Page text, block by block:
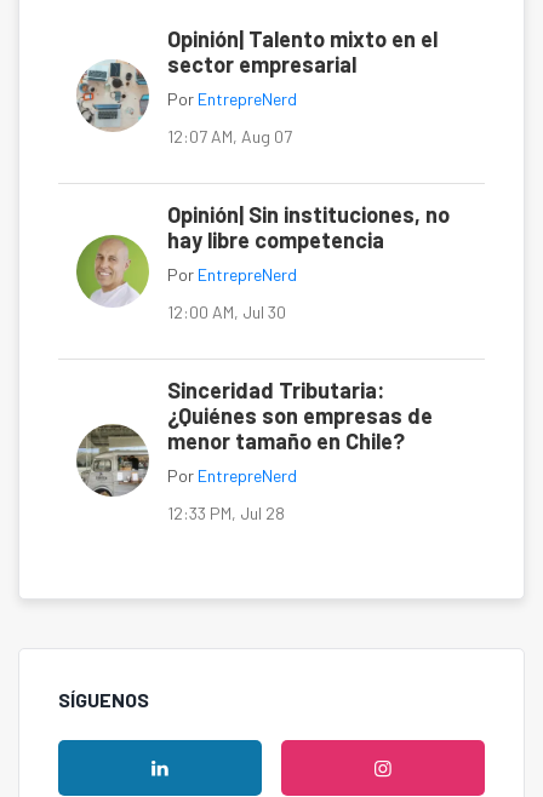
Opinión| Talento mixto en el
sector empresarial
Por EntrepreNerd
12:07 AM, Aug 07
Opinión| Sin instituciones, no
hay libre competencia
Por EntrepreNerd
12:00 AM, Jul 30
Sinceridad Tributaria:
¿Quiénes son empresas de
menor tamaño en Chile?
Por EntrepreNerd
12:33 PM, Jul 28
SÍGUENOS